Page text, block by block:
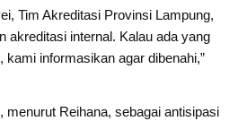
Tim Akreditasi Provinsi Lampung,
akreditasi internal. Kalau ada yang
informasikan agar dibenahi,”
menurut Reihana, sebagai antisipasi